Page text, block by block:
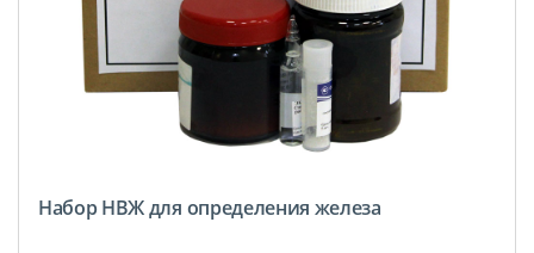
Набор НВЖ для определения железа